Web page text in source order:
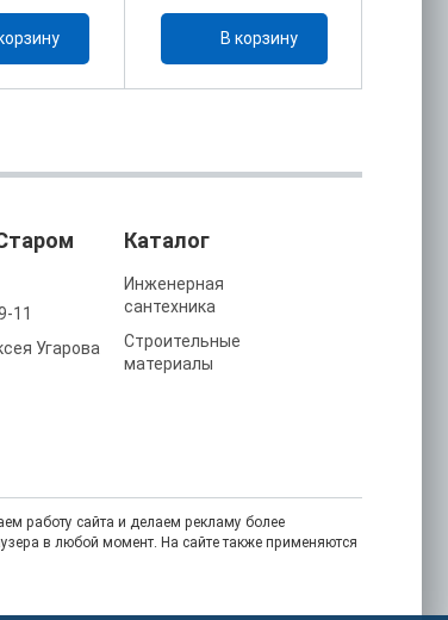
В корзину
11
Угарова
Каталог
Инженерная
сантехника
Строительные
материалы
работу сайта и делаем рекламу более
в любой момент. На сайте также применяются